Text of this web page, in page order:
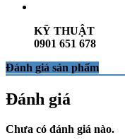
KỸ THUẬT
0901 651 678
Đánh giá sản phẩm
Đánh giá
Chưa có đánh giá nào.